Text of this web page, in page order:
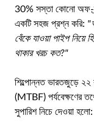
30% সস্তা কোনো অফ-
একটি সহজ প্রশ্ন করি:
বেঁকে যাওয়া পাইপ নিয়ে
থাকার খরচ কত?"
শিল্পোন্নত ভারতজুড়ে ২২
(MTBF) পর্যবেক্ষণের
সুপারিশ নিচে দেওয়া হলো: